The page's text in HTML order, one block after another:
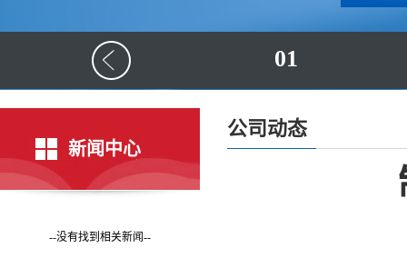
01
新闻中心
--没有找到相关新闻--
公司动态